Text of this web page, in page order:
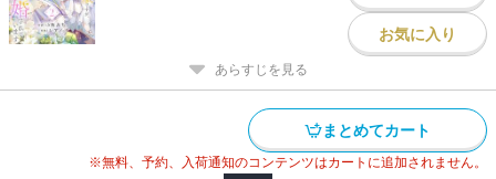
お気に入り
あらすじを見る
まとめてカート
※無料、予約、入荷通知のコンテンツはカートに追加されません。